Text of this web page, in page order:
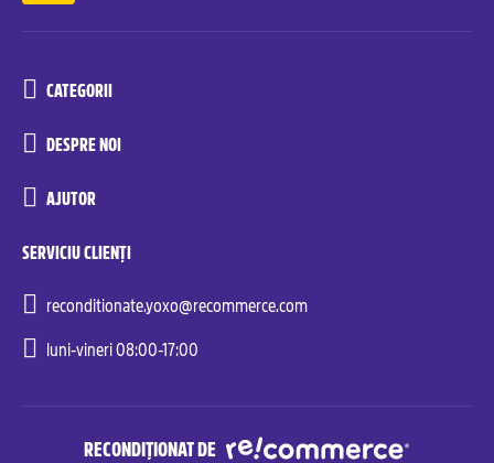
CATEGORII
DESPRE NOI
AJUTOR
SERVICIU CLIENȚI
reconditionate.yoxo@recommerce.com
luni-vineri 08:00-17:00
RECONDIȚIONAT DE